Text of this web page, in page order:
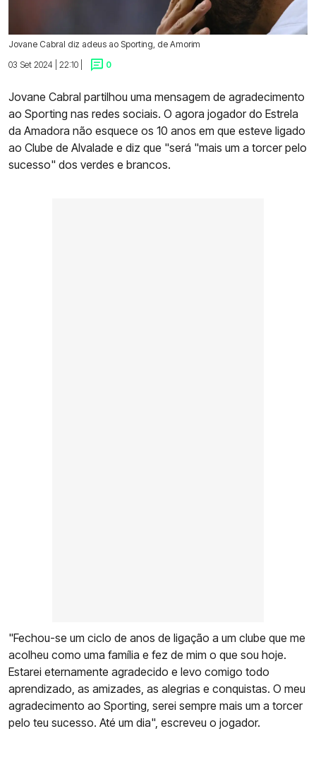
Jovane Cabral diz adeus ao Sporting, de Amorim
03 Set 2024 | 22:10 |
0
Jovane Cabral partilhou uma mensagem de agradecimento
ao Sporting nas redes sociais. O agora jogador do Estrela
da Amadora não esquece os 10 anos em que esteve ligado
ao Clube de Alvalade e diz que "será "mais um a torcer pelo
sucesso" dos verdes e brancos.
"Fechou-se um ciclo de anos de ligação a um clube que me
acolheu como uma família e fez de mim o que sou hoje.
Estarei eternamente agradecido e levo comigo todo
aprendizado, as amizades, as alegrias e conquistas. O meu
agradecimento ao Sporting, serei sempre mais um a torcer
pelo teu sucesso. Até um dia", escreveu o jogador.